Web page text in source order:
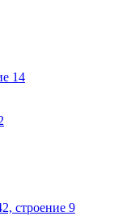
14
строение 9